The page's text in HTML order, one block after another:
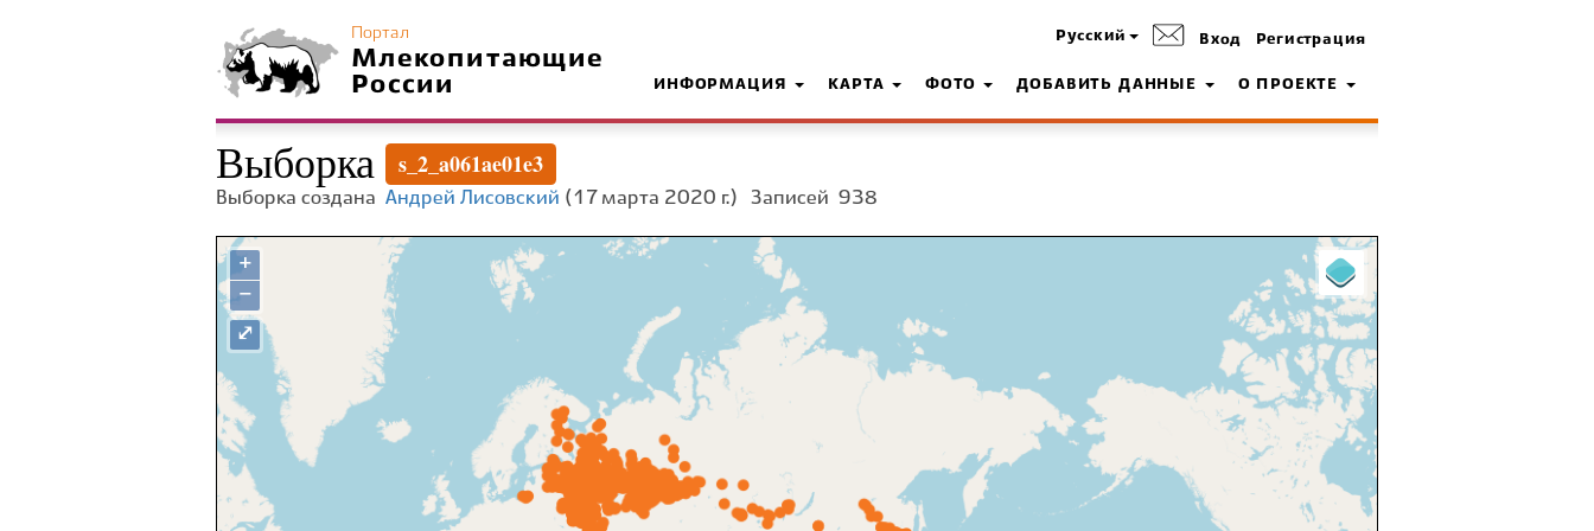
Портал
Млекопитающие
России
Русский Вход Регистрация
ИНФОРМАЦИЯ КАРТА ФОТО ДОБАВИТЬ ДАННЫЕ О ПРОЕКТЕ
Выборка s_2_a061ae01e3
Выборка создана Андрей Лисовский (17 марта 2020 г.) Записей 938
+
−
⤢